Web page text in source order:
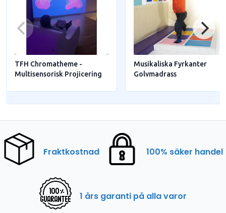
TFH Chromatheme -
Multisensorisk Projicering
Musikaliska Fyrkanter
Golvmadrass
Fraktkostnad 100% säker handel
1 års garanti på alla varor